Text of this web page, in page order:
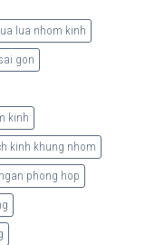
lua nhom kinh
gon
kinh
kinh khung nhom
phong hop